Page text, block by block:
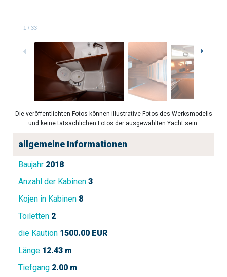
1 / 33
Die veröffentlichten Fotos können illustrative Fotos des Werksmodells
und keine tatsächlichen Fotos der ausgewählten Yacht sein.
allgemeine Informationen
Baujahr 2018
Anzahl der Kabinen 3
Kojen in Kabinen 8
Toiletten 2
die Kaution 1500.00 EUR
Länge 12.43 m
Tiefgang 2.00 m